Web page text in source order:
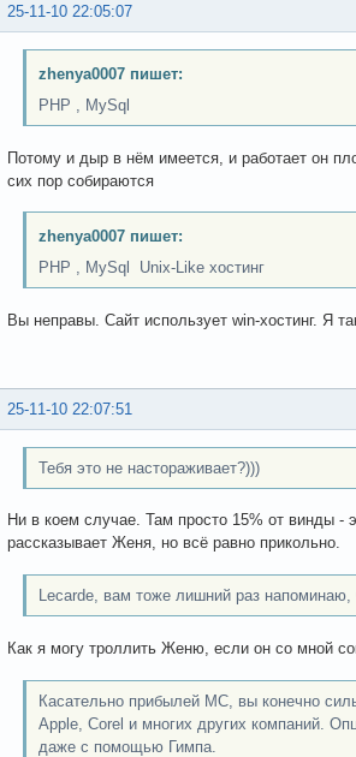
25-11-10 22:05:07
zhenya0007 пишет:
PHP , MySql
Потому и дыр в нём имеется, и работает он
сих пор собираются
zhenya0007 пишет:
PHP , MySql Unix-Like хостинг
Вы неправы. Сайт использует win-хостинг. Я
25-11-10 22:07:51
Тебя это не настораживает?)))
Ни в коем случае. Там просто 15% от винды
рассказывает Женя, но всё равно прикольно.
Lecarde, вам тоже лишний раз
Как я могу троллить Женю, если он со мной
Касательно прибылей МС, вы конечно
Apple, Corel и многих других компаний.
даже с помощью Гимпа.